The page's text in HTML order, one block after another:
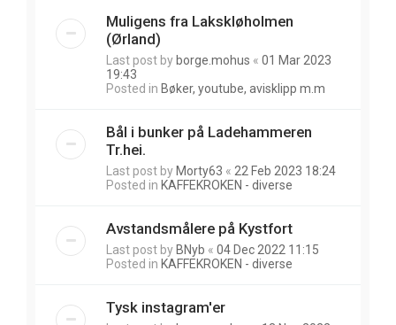
Muligens fra Lakskløholmen
(Ørland)
Last post by borge.mohus « 01 Mar 2023
19:43
Posted in Bøker, youtube, avisklipp m.m
Bål i bunker på Ladehammeren
Tr.hei.
Last post by Morty63 « 22 Feb 2023 18:24
Posted in KAFFEKROKEN - diverse
Avstandsmålere på Kystfort
Last post by BNyb « 04 Dec 2022 11:15
Posted in KAFFEKROKEN - diverse
Tysk instagram'er